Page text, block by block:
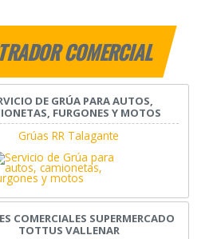
COMERCIAL
DE GRÚA PARA AUTOS,
FURGONES Y MOTOS
Grúas RR Talagante
COMERCIALES SUPERMERCADO
TOTTUS VALLENAR